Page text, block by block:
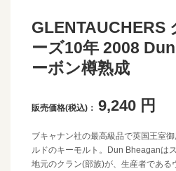
GLENTAUCHERS
ーズ10年 2008
ーボン樽熟成
販売価格(税込)： 9,240 円
ブキャナン社の最高級品で英国王室
ルドのキーモルト。Dun Bheaganは
地元のクラン(部族)が、生産者である